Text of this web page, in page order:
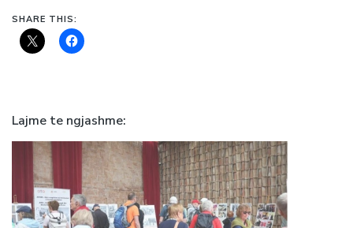
SHARE THIS:
Lajme te ngjashme